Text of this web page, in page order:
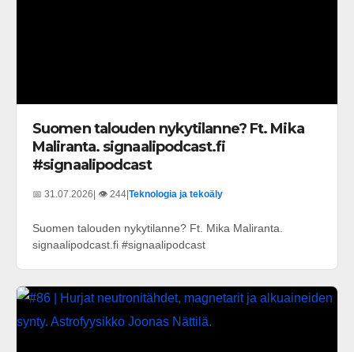
Suomen talouden nykytilanne? Ft. Mika
Maliranta. signaalipodcast.fi
#signaalipodcast
📅 31.07.2026 | 👁️ 244 Teknologia ja tekoäly
Suomen talouden nykytilanne? Ft. Mika Maliranta.
signaalipodcast.fi #signaalipodcast